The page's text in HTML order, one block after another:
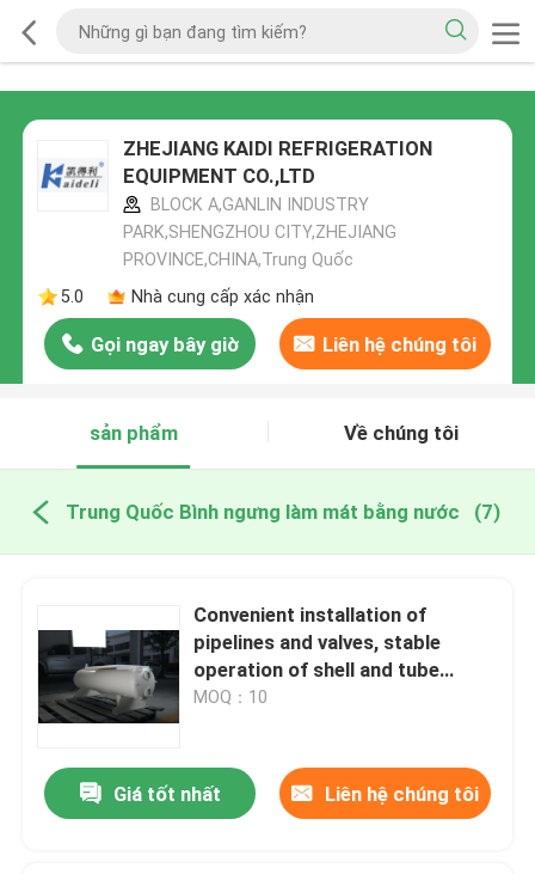
ZHEJIANG KAIDI REFRIGERATION
EQUIPMENT CO.,LTD
BLOCK A,GANLIN INDUSTRY
PARK,SHENGZHOU CITY,ZHEJIANG
PROVINCE,CHINA,Trung Quốc
5.0
Nhà cung cấp xác nhận
Gọi ngay bây giờ Liên hệ chúng tôi
sản phẩm Về chúng tôi
Trung Quốc Bình ngưng làm mát bằng nước (7)
Convenient installation of
pipelines and valves, stable
operation of shell and tube
water-cooled condenser,
MOQ：10
Giá tốt nhất Liên hệ chúng tôi